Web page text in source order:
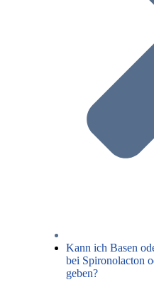
Kann ich Basen
bei Spironolacton
geben?